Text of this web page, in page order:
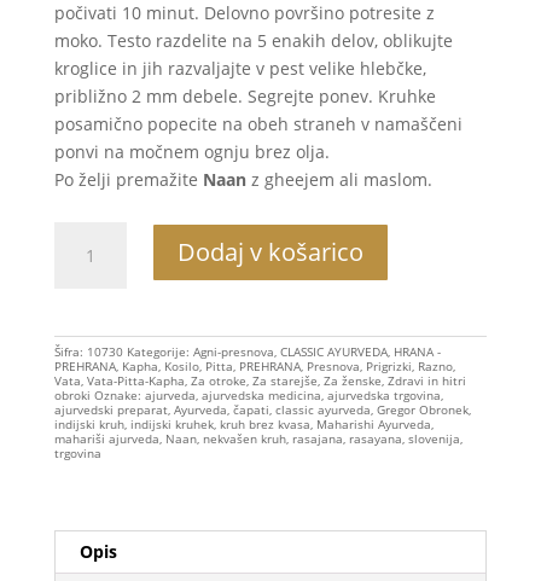
počivati ​​10 minut. Delovno površino potresite z
moko. Testo razdelite na 5 enakih delov, oblikujte
kroglice in jih razvaljajte v pest velike hlebčke,
približno 2 mm debele. Segrejte ponev. Kruhke
posamično popecite na obeh straneh v namaščeni
ponvi na močnem ognju brez olja.
Po želji premažite Naan z gheejem ali maslom.
Naan,
koriandrom
in
janežem
bio,
250g
Dodaj v košarico
Šifra: 10730 Kategorije: Agni-presnova, CLASSIC AYURVEDA, HRANA -
PREHRANA, Kapha, Kosilo, Pitta, PREHRANA, Presnova, Prigrizki, Razno,
Vata, Vata-Pitta-Kapha, Za otroke, Za starejše, Za ženske, Zdravi in hitri
obroki Oznake: ajurveda, ajurvedska medicina, ajurvedska trgovina,
ajurvedski preparat, Ayurveda, čapati, classic ayurveda, Gregor Obronek,
indijski kruh, indijski kruhek, kruh brez kvasa, Maharishi Ayurveda,
mahariši ajurveda, Naan, nekvašen kruh, rasajana, rasayana, slovenija,
trgovina
Opis